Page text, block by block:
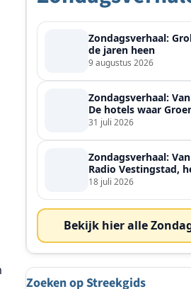
Zondagsverhaal:
de jaren heen
9 augustus 2026
Zondagsverhaal:
De hotels waar
ontmoette
31 juli 2026
Zondagsverhaal:
Radio Vestingstad,
heel de streek
18 juli 2026
Bekijk hier alle
Zoeken op Streekgids